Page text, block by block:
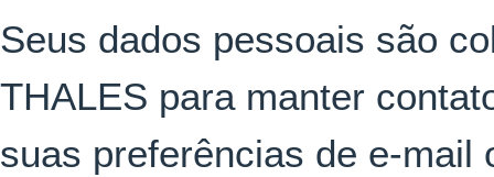
Seus dados pessoais são
THALES para manter
suas preferências de e-mail